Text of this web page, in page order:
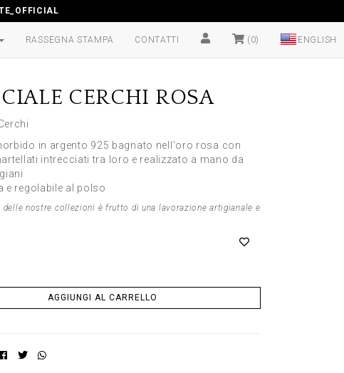
RASSEGNA STAMPA CONTATTI (0)
CERCHI ROSA
in argento 925 bagnato nell'oro rosa con
intrecciati tra loro e realizzato a mano da
e regolabile al polso
delle nostre collezioni è frutto di una lavorazione artigianale e
AGGIUNGI AL CARRELLO